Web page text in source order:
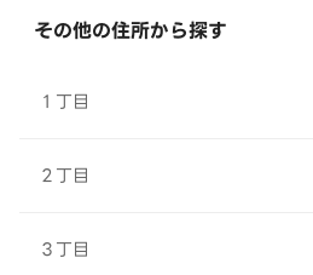
その他の住所から探す
１丁目
２丁目
３丁目